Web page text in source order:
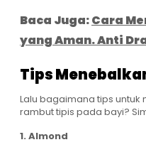
Baca Juga:Cara
yang Aman. Anti
Tips
Lalu bagaimana tips
rambut tipis pada bayi?
1. Almond